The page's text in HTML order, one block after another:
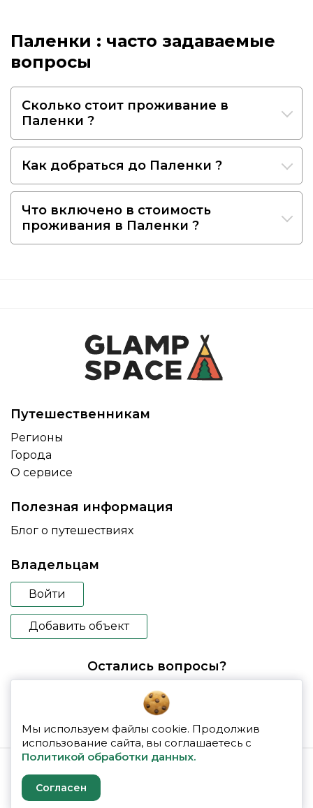
Паленки : часто задаваемые
вопросы
Сколько стоит проживание в
Паленки ?
Как добраться до Паленки ?
Что включено в стоимость
проживания в Паленки ?
Путешественникам
Регионы
Города
О сервисе
Полезная информация
Блог о путешествиях
Владельцам
Войти
Добавить объект
Остались вопросы?
booking@glampspace.ru
Политика конфиденциальности
Мы используем файлы cookie. Продолжив
использование сайта, вы соглашаетесь с
Политикой обработки данных.
Согласен